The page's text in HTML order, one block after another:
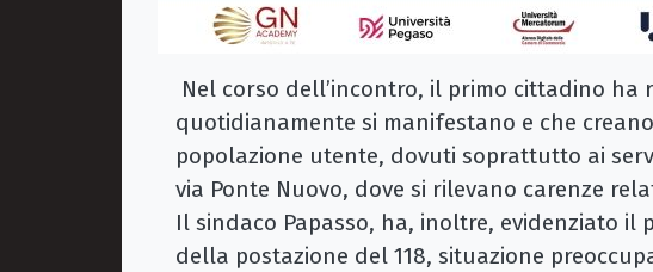
Nel corso dell’incontro, il primo cittadino ha
quotidianamente si manifestano e che
popolazione utente, dovuti soprattutto ai
via Ponte Nuovo, dove si rilevano carenze
Il sindaco Papasso, ha, inoltre, evidenziato il
della postazione del 118, situazione